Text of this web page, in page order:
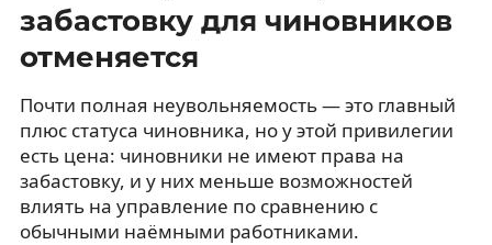
забастовку для чиновников
отменяется
Почти полная неувольняемость — это главный
плюс статуса чиновника, но у этой привилегии
есть цена: чиновники не имеют права на
забастовку, и у них меньше возможностей
влиять на управление по сравнению с
обычными наёмными работниками.